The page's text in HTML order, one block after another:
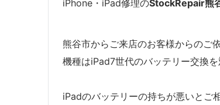
iPhone・iPad修理のStockRepair熊
熊谷市からご来店のお客様からのご依
機種はiPad7世代のバッテリー交換を
iPadのバッテリーの持ちが悪いとご